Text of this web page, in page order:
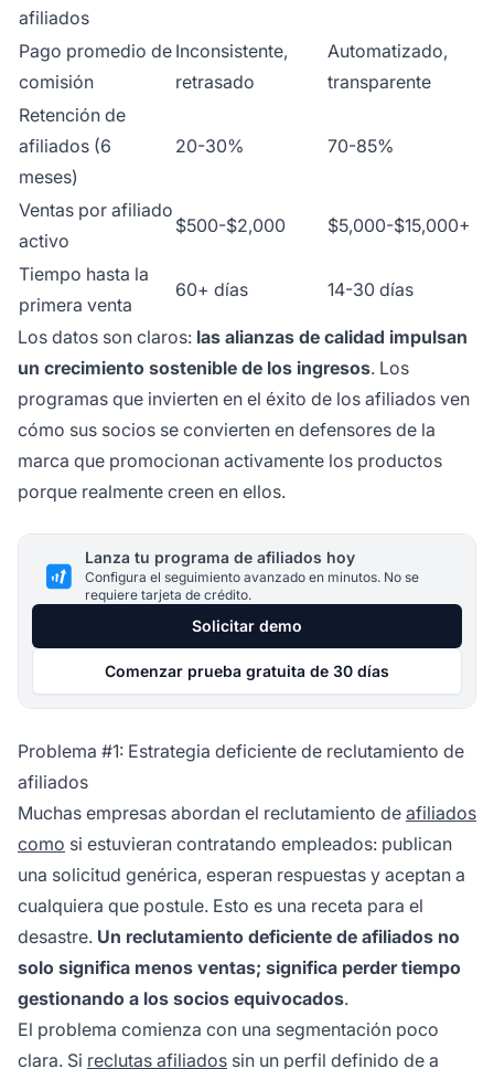
afiliados
Pago promedio de
comisión
Inconsistente,
retrasado
Automatizado,
transparente
Retención de
afiliados (6
meses)
20-30% 70-85%
Ventas por afiliado
activo
$500-$2,000 $5,000-$15,000+
Tiempo hasta la
primera venta
60+ días 14-30 días
Los datos son claros: las alianzas de calidad impulsan
un crecimiento sostenible de los ingresos. Los
programas que invierten en el éxito de los afiliados ven
cómo sus socios se convierten en defensores de la
marca que promocionan activamente los productos
porque realmente creen en ellos.
Lanza tu programa de afiliados hoy
Configura el seguimiento avanzado en minutos. No se
requiere tarjeta de crédito.
Solicitar demo
Comenzar prueba gratuita de 30 días
Problema #1: Estrategia deficiente de reclutamiento de
afiliados
Muchas empresas abordan el reclutamiento de afiliados
como si estuvieran contratando empleados: publican
una solicitud genérica, esperan respuestas y aceptan a
cualquiera que postule. Esto es una receta para el
desastre. Un reclutamiento deficiente de afiliados no
solo significa menos ventas; significa perder tiempo
gestionando a los socios equivocados.
El problema comienza con una segmentación poco
clara. Si reclutas afiliados sin un perfil definido de a